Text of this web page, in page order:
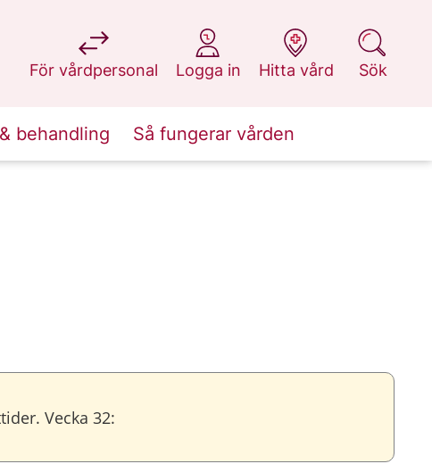
För vårdpersonal
på 1177.se
Logga in
på 1177.se
Hitta vård
på 1177.se
Sök
på 1177.se
behandling Så fungerar vården
Vecka 32: